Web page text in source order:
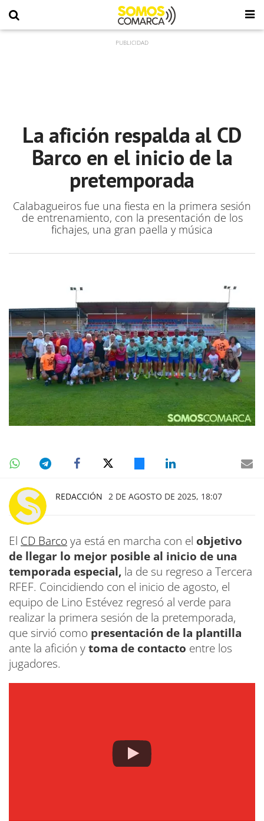
La afición respalda al CD
Barco en el inicio de la
pretemporada
Calabagueiros fue una fiesta en la primera sesión
de entrenamiento, con la presentación de los
fichajes, una gran paella y música
REDACCIÓN 2 DE AGOSTO DE 2025, 18:07
El CD Barco ya está en marcha con el objetivo
de llegar lo mejor posible al inicio de una
temporada especial, la de su regreso a Tercera
RFEF. Coincidiendo con el inicio de agosto, el
equipo de Lino Estévez regresó al verde para
realizar la primera sesión de la pretemporada,
que sirvió como presentación de la plantilla
ante la afición ytoma de contacto entre los
jugadores.